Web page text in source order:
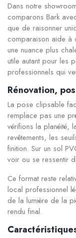
Dans notre
comparons Bark
que de raisonner
comparaison aide à
une nuance plus
utile autant pour les
professionnels qui
Rénovation,
La pose clipsable
remplace pas une
vérifions la planéité,
revêtements, les
finition. Sur un sol
voir ou se ressentir
Ce format reste
local professionnel
de la lumière de la
rendu final.